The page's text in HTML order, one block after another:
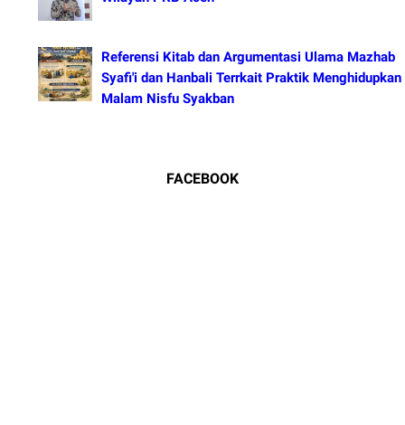
Referensi Kitab dan Argumentasi Ulama Mazhab
Syafi'i dan Hanbali Terrkait Praktik Menghidupkan
Malam Nisfu Syakban
FACEBOOK